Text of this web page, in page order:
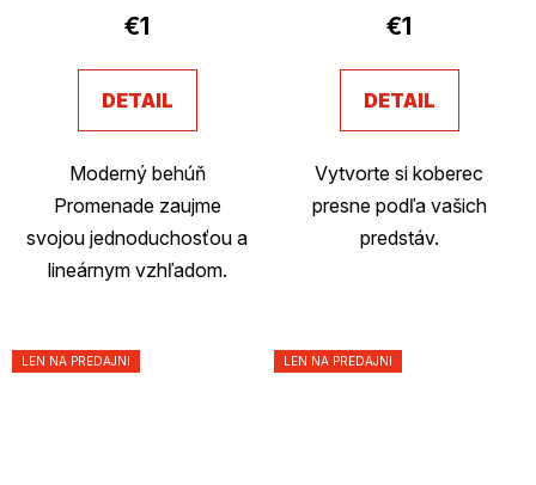
hodnotenie
je
3,4
5
hviezdičiek.
€1
DETAIL
Moderný behúň
Promenade zaujme
svojou jednoduchosťou a
lineárnym vzhľadom.
€1
DETAIL
Vytvorte si koberec
presne podľa vašich
predstáv.
LEN NA PREDAJNI LEN NA PREDAJNI